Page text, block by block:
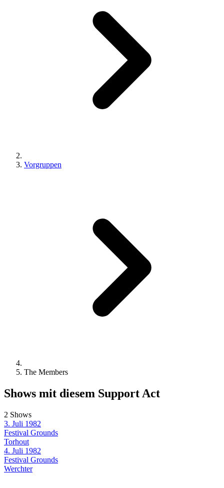
Vorgruppen
The Members
Shows mit diesem Support Act
2 Shows
3. Juli 1982
Festival Grounds
Torhout
4. Juli 1982
Festival Grounds
Werchter